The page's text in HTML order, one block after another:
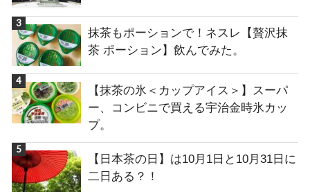
抹茶もポーションで！ネスレ【贅沢抹
茶 ポーション】飲んでみた。
【抹茶の氷＜カップアイス＞】スーパ
ー、コンビニで買える宇治金時氷カッ
プ。
【日本茶の日】は10月1日と10月31日に
二日ある？！